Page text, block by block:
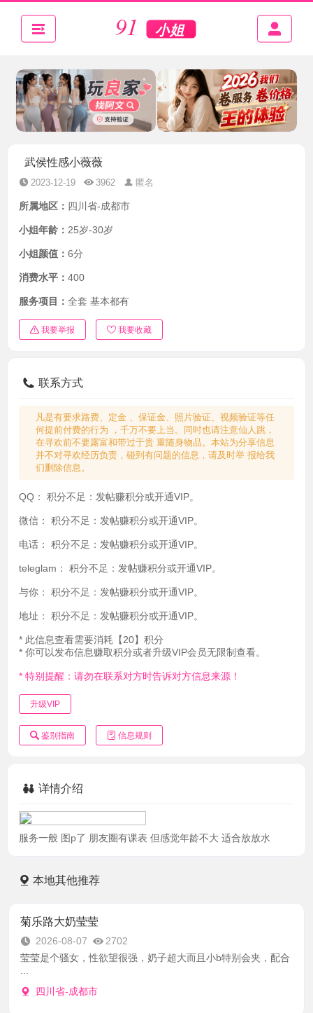
武侯性感小薇薇
2023-12-19 3962 匿名
所属地区： 四川省-成都市
小姐年龄： 25岁-30岁
小姐颜值： 6分
消费水平： 400
服务项目： 全套 基本都有
我要举报 我要收藏
联系方式
凡是有要求路费、定金 、保证金、照片验证、视频验证等任
何提前付费的行为 ，千万不要上当。同时也请注意仙人跳，
在寻欢前不要露富和带过于贵 重随身物品。本站为分享信息
并不对寻欢经历负责，碰到有问题的信息，请及时举 报给我
们删除信息。
QQ： 积分不足：发帖赚积分或开通VIP。
微信： 积分不足：发帖赚积分或开通VIP。
电话： 积分不足：发帖赚积分或开通VIP。
teleglam： 积分不足：发帖赚积分或开通VIP。
与你： 积分不足：发帖赚积分或开通VIP。
地址： 积分不足：发帖赚积分或开通VIP。
* 此信息查看需要消耗【20】积分
* 你可以发布信息赚取积分或者升级VIP会员无限制查看。
* 特别提醒：请勿在联系对方时告诉对方信息来源！
升级VIP
鉴别指南 信息规则
详情介绍
服务一般 图p了 朋友圈有课表 但感觉年龄不大 适合放放水
本地其他推荐
菊乐路大奶莹莹
2026-08-07
2702
莹莹是个骚女，性欲望很强，奶子超大而且小b特别会夹，配合
...
四川省-成都市